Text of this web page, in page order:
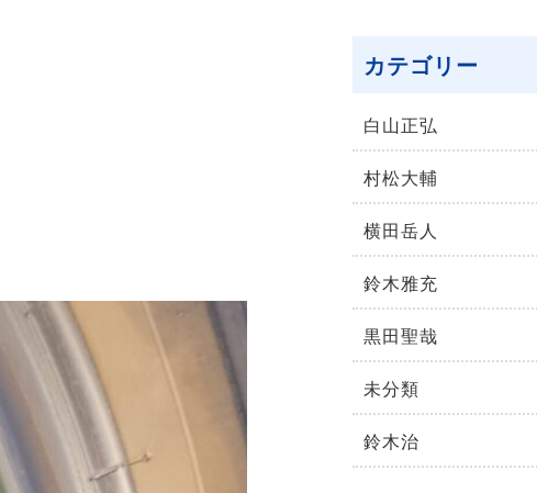
カテゴリー
⽩⼭正弘
村松⼤輔
横⽥岳⼈
鈴木雅充
黒田聖哉
未分類
鈴⽊治